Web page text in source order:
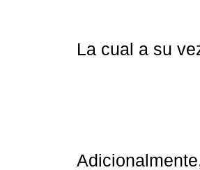
La cual a su